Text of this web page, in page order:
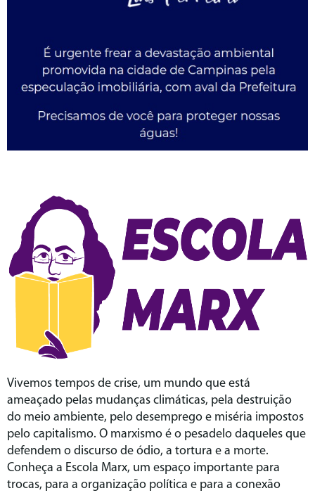
Vivemos tempos de crise, um mundo que está
ameaçado pelas mudanças climáticas, pela destruição
do meio ambiente, pelo desemprego e miséria impostos
pelo capitalismo. O marxismo é o pesadelo daqueles que
defendem o discurso de ódio, a tortura e a morte.
Conheça a Escola Marx, um espaço importante para
trocas, para a organização política e para a conexão